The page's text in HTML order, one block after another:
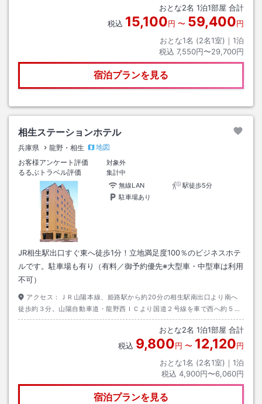
おとな2名 1泊1部屋 合計
税込 15,100円 〜 59,400円
おとな1名 (2名1室)｜ 1泊
税込 7,550円〜29,700円
宿泊プランを見る
相生ステーションホテル
兵庫県 龍野・相生
地図
お客様アンケート評価
対象外
るるぶトラベル評価
集計中
無線LAN
駅徒歩5分
駐車場あり
JR相生駅出口すぐ東へ徒歩1分！立地満足度100％のビジネスホテ
ルです。駐車場も有り（有料／御予約優先※大型車・中型車は利用
不可）
アクセス：
ＪＲ山陽本線、姫路駅から約20分の相生駅南出口より南へ
徒歩約３分。山陽自動車道・龍野西ＩＣより国道２号線を車で西へ約５
分、県道１２１号線を相生市内へ約１分、『双葉２』の信号を右へ約３
おとな2名 1泊1部屋 合計
税込 9,800円 〜 12,120円
おとな1名 (2名1室)｜ 1泊
税込 4,900円〜6,060円
宿泊プランを見る